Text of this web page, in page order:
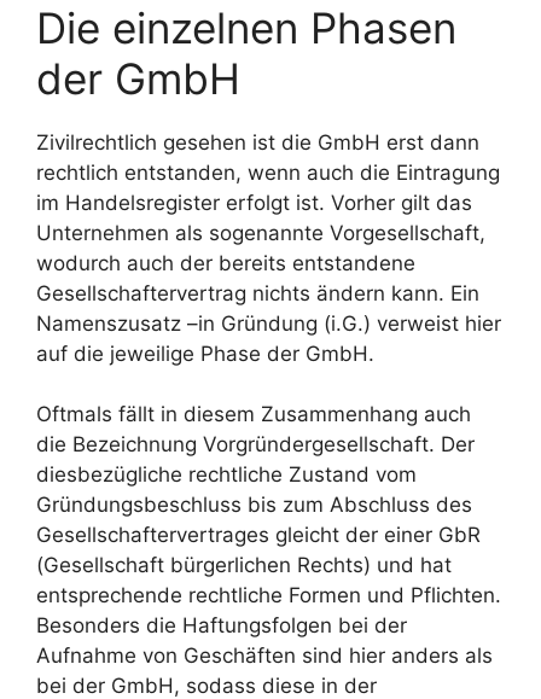
Die einzelnen Phasen
der GmbH
Zivilrechtlich gesehen ist die GmbH erst dann
rechtlich entstanden, wenn auch die Eintragung
im Handelsregister erfolgt ist. Vorher gilt das
Unternehmen als sogenannte Vorgesellschaft,
wodurch auch der bereits entstandene
Gesellschaftervertrag nichts ändern kann. Ein
Namenszusatz –in Gründung (i.G.) verweist hier
auf die jeweilige Phase der GmbH.
Oftmals fällt in diesem Zusammenhang auch
die Bezeichnung Vorgründergesellschaft. Der
diesbezügliche rechtliche Zustand vom
Gründungsbeschluss bis zum Abschluss des
Gesellschaftervertrages gleicht der einer GbR
(Gesellschaft bürgerlichen Rechts) und hat
entsprechende rechtliche Formen und Pflichten.
Besonders die Haftungsfolgen bei der
Aufnahme von Geschäften sind hier anders als
bei der GmbH, sodass diese in der